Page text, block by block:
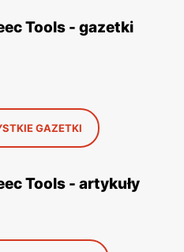
Tools - gazetki
GAZETKI
Tools - artykuły